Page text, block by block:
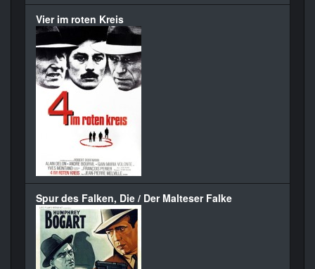
Vier im roten Kreis
Spur des Falken, Die / Der Malteser Falke